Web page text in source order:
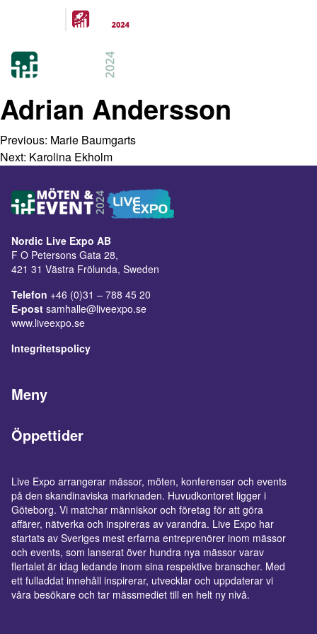
Adrian Andersson
Previous: Marie Baumgarts
Next: Karolina Ekholm
Nordic Live Expo AB
F O Petersons Gata 28,
421 31 Västra Frölunda, Sweden
Telefon +46 (0)31 – 788 45 20
E-post samhalle@liveexpo.se
www.liveexpo.se
Integritetspolicy
Meny
Öppettider
Live Expo arrangerar mässor, möten, konferenser och events
på den skandinaviska marknaden. Huvudkontoret ligger i
Göteborg. Vi matchar människor och företag för att göra
affärer, nätverka och inspireras av varandra. Live Expo har
startats av Sveriges mest erfarna entreprenörer inom mässor
och events, som lanserat över hundra nya mässor varav
flertalet är idag ledande inom sina respektive branscher. Med
ett fulladdat innehåll inspirerar, utvecklar och uppdaterar vi
våra besökare och tar mässmediet till en helt ny nivå.